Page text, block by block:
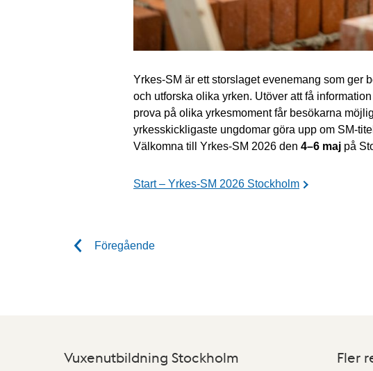
Yrkes-SM är ett storslaget evenemang som ger
och utforska olika yrken. Utöver att få
prova på olika yrkesmoment får besökarna
yrkesskickligaste ungdomar göra upp om SM-
Välkomna till Yrkes-SM 2026 den 4–6 maj på
Start – Yrkes-SM 2026 Stockholm
Föregående
Vuxenutbildning Stockholm Fler